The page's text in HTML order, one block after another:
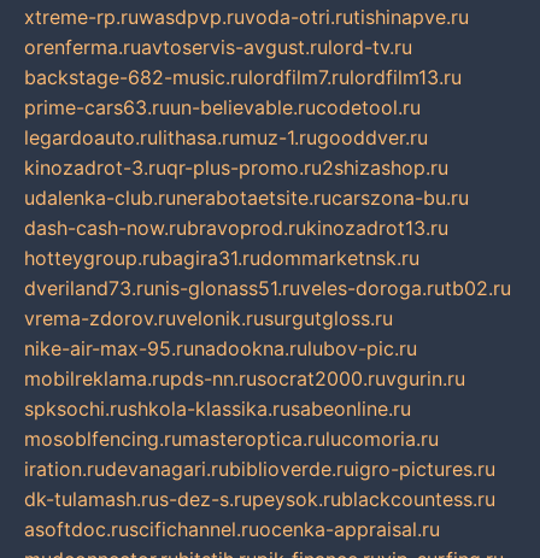
xtreme-rp.ruwasdpvp.ruvoda-otri.rutishinapve.ru
orenferma.ruavtoservis-avgust.rulord-tv.ru
backstage-682-music.rulordfilm7.rulordfilm13.ru
prime-cars63.ruun-believable.rucodetool.ru
legardoauto.rulithasa.rumuz-1.rugooddver.ru
kinozadrot-3.ruqr-plus-promo.ru2shizashop.ru
udalenka-club.runerabotaetsite.rucarszona-bu.ru
dash-cash-now.rubravoprod.rukinozadrot13.ru
hotteygroup.rubagira31.rudommarketnsk.ru
dveriland73.runis-glonass51.ruveles-doroga.rutb02.ru
vrema-zdorov.ruvelonik.rusurgutgloss.ru
nike-air-max-95.runadookna.rulubov-pic.ru
mobilreklama.rupds-nn.rusocrat2000.ruvgurin.ru
spksochi.rushkola-klassika.rusabeonline.ru
mosoblfencing.rumasteroptica.rulucomoria.ru
iration.rudevanagari.rubiblioverde.ruigro-pictures.ru
dk-tulamash.rus-dez-s.rupeysok.rublackcountess.ru
asoftdoc.ruscifichannel.ruocenka-appraisal.ru